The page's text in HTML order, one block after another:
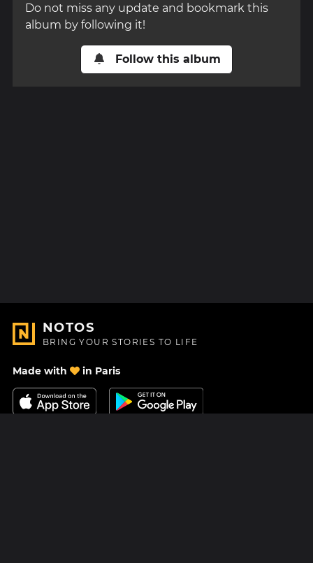
Do not miss any update and bookmark this
album by following it!
Follow this album
NOTOS
BRING YOUR STORIES TO LIFE
Made with in Paris